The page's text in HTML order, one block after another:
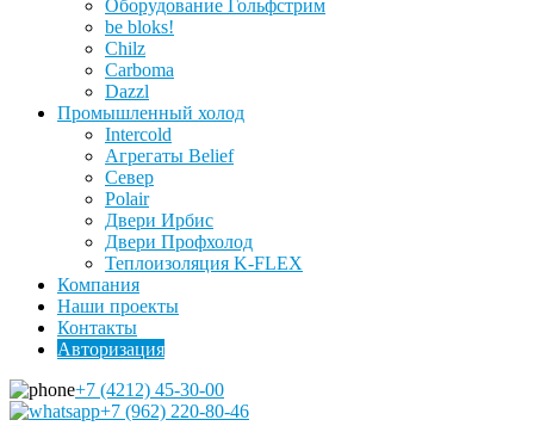
Оборудование Гольфстрим
be bloks!
Chilz
Carboma
Dazzl
Промышленный холод
Intercold
Агрегаты Belief
Север
Polair
Двери Ирбис
Двери Профхолод
Теплоизоляция K-FLEX
Компания
Наши проекты
Контакты
Авторизация
+7 (4212) 45-30-00
+7 (962) 220-80-46